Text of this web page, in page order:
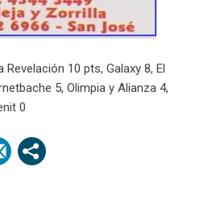
Revelación 10 pts, Galaxy 8, El
5, Olimpia y Alianza 4,
0